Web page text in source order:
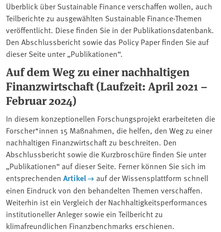
Überblick über Sustainable Finance verschaffen wollen, auch
Teilberichte zu ausgewählten Sustainable Finance-Themen
veröffentlicht. Diese finden Sie in der Publikationsdatenbank.
Den Abschlussbericht sowie das Policy Paper finden Sie auf
dieser Seite unter „Publikationen“.
Auf dem Weg zu einer nachhaltigen
Finanzwirtschaft (Laufzeit: April 2021 –
Februar 2024)
In diesem konzeptionellen Forschungsprojekt erarbeiteten die
Forscher*innen 15 Maßnahmen, die helfen, den Weg zu einer
nachhaltigen Finanzwirtschaft zu beschreiten. Den
Abschlussbericht sowie die Kurzbroschüre finden Sie unter
„Publikationen“ auf dieser Seite. Ferner können Sie sich im
entsprechenden Artikel
auf der Wissensplattform schnell
einen Eindruck von den behandelten Themen verschaffen.
Weiterhin ist ein Vergleich der Nachhaltigkeitsperformances
institutioneller Anleger sowie ein Teilbericht zu
klimafreundlichen Finanzbenchmarks erschienen.